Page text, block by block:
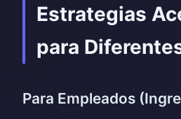
Estrategias
para
Para Empleados